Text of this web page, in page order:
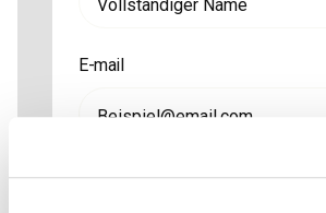
E-mail
Ihre Nachricht